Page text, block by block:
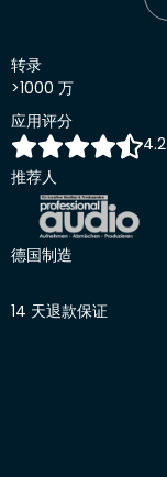
转录
>1000 万
应用评分
4.2
推荐人
德国制造
14 天退款保证